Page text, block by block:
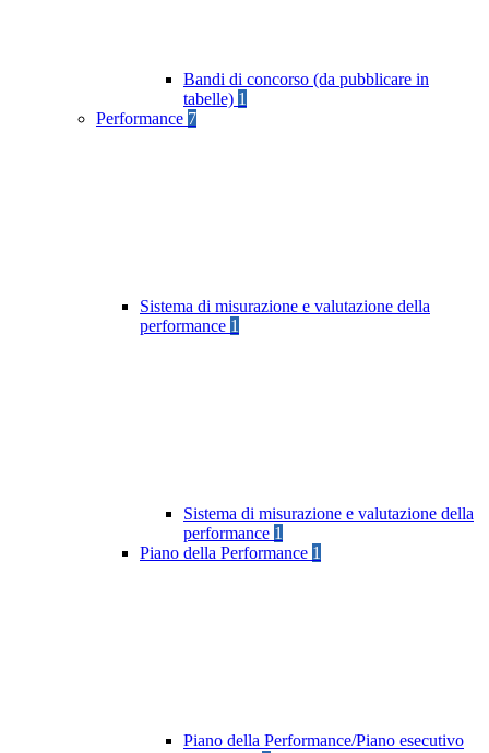
Bandi di concorso (da pubblicare in
tabelle) 1
Performance 7
Sistema di misurazione e valutazione della
performance 1
Sistema di misurazione e valutazione della
performance 1
Piano della Performance 1
Piano della Performance/Piano esecutivo